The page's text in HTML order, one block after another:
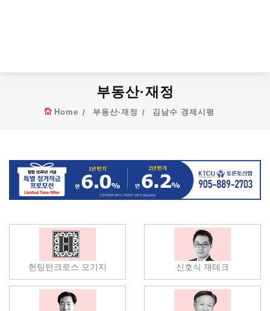
부동산·재정
Home 부동산·재정 김남수 경제시평
헌팅턴크로스 모기지 신호식 재테크